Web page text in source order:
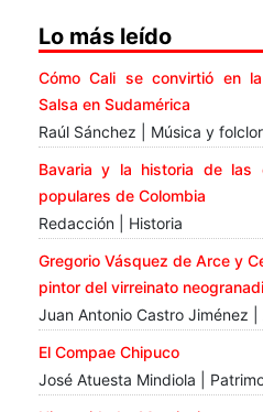
Lo más leído
Cómo Cali se convirtió en
Salsa en Sudamérica
Raúl Sánchez | Música y folclor
Bavaria y la historia de las
populares de Colombia
Redacción | Historia
Gregorio Vásquez de Arce y
pintor del virreinato
Juan Antonio Castro Jiménez
El Compae Chipuco
José Atuesta Mindiola |